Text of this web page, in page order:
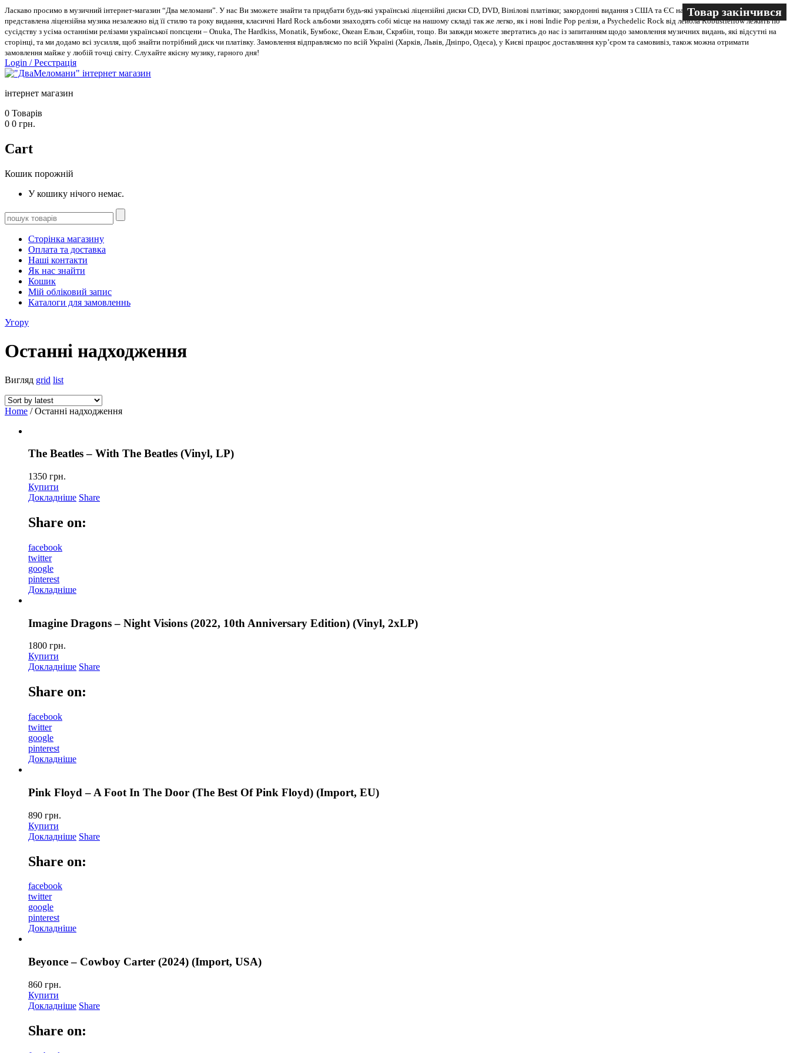
Ласкаво просимо в музичний інтернет-магазин “Два меломани”. У нас Ви зможете знайти та придбати будь-які українські ліцензійні диски CD, DVD, Вінілові платівки; закордонні видання з США та ЄС на всіх носіях. В магазині
представлена ліцензійна музика незалежно від її стилю та року видання, класичні Hard Rock альбоми знаходять собі місце на нашому складі так же легко, як і нові Indie Pop релізи, а Psychedelic Rock від лейбла Robustfellow лежить по
сусідству з усіма останніми релізами української попсцени – Onuka, The Hardkiss, Monatik, Бумбокс, Океан Ельзи, Скрябін, тощо. Ви завжди можете звертатись до нас із запитанням щодо замовлення музичних видань, які відсутні на
сторінці, та ми додамо всі зусилля, щоб знайти потрібний диск чи платівку. Замовлення відправляємо по всій Україні (Харків, Львів, Дніпро, Одеса), у Києві працює доставляння кур’єром та самовивіз, також можна отримати
замовлення майже у любій точці світу. Слухайте якісну музику, гарного дня!
Login /Реєстрація
інтернет магазин
0 Товарів
0 0 грн.
Cart
Кошик порожній
У кошику нічого немає.
Сторінка магазину
Оплата та доставка
Наші контакти
Як нас знайти
Кошик
Мій обліковий запис
Каталоги для замовленнь
Угору
Останні надходження
Вигляд grid list
Home / Останні надходження
The Beatles – With The Beatles (Vinyl, LP)
1350 грн.
Купити
Докладніше Share
Share on:
facebook
twitter
google
pinterest
Докладніше
Imagine Dragons – Night Visions (2022, 10th Anniversary Edition) (Vinyl, 2хLP)
1800 грн.
Купити
Докладніше Share
Share on:
facebook
twitter
google
pinterest
Докладніше
Pink Floyd – A Foot In The Door (The Best Of Pink Floyd) (Import, EU)
890 грн.
Купити
Докладніше Share
Share on:
facebook
twitter
google
pinterest
Докладніше
Beyonce – Cowboy Carter (2024) (Import, USA)
860 грн.
Купити
Докладніше Share
Share on:
Товар закінчився
Товар закінчився